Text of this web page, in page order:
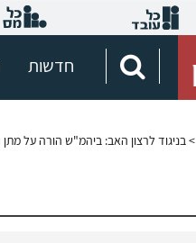
חדשות
> בניגוד לרצון האב: ביהמ"ש הורה על מתן